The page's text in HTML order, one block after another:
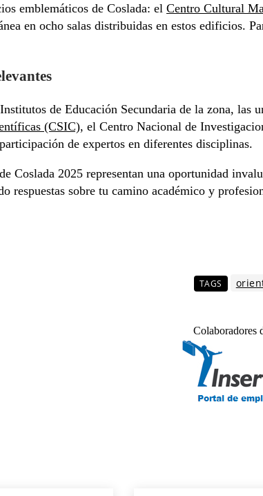
emblemáticos de Coslada: el Centro Cultural
en ocho salas distribuidas en estos
de Educación Secundaria de la zona,
(CSIC), el Centro Nacional de
de expertos en diferentes disciplinas.
Coslada 2025 representan una oportunidad
respuestas sobre tu camino académico y
TAGS
Colaboradores